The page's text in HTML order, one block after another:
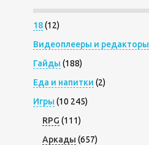
18(12)
Видеоплееры и редакторы
Гайды (188)
Еда и напитки (2)
Игры (10 245)
RPG (111)
Аркады (657)